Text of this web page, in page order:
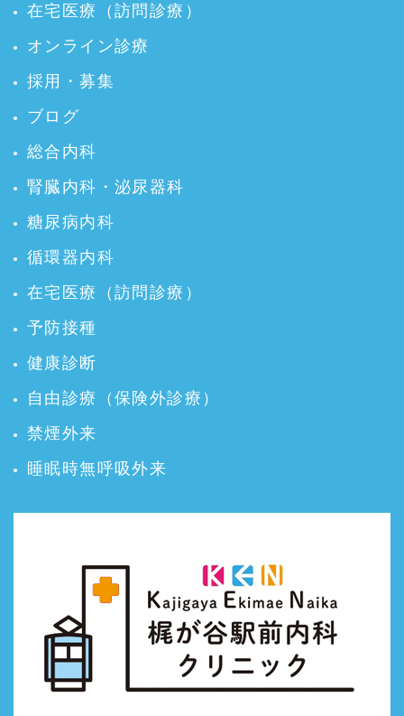
在宅医療（訪問診療）
オンライン診療
採用・募集
ブログ
総合内科
腎臓内科・泌尿器科
糖尿病内科
循環器内科
在宅医療（訪問診療）
予防接種
健康診断
自由診療（保険外診療）
禁煙外来
睡眠時無呼吸外来